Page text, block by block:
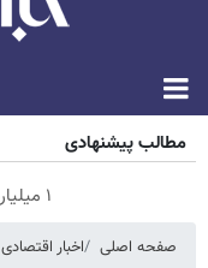
مطالب پیشنهادی
۱ میلیارد اعتبار خرید طلا | بدون ضامن و چک
صفحه اصلی اخبار اقتصادی